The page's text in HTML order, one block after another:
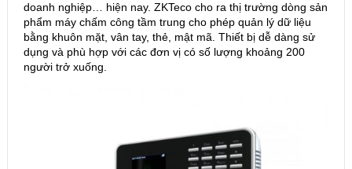
doanh nghiệp… hiện nay. ZKTeco cho ra thị trường dòng sản
phẩm máy chấm công tầm trung cho phép quản lý dữ liệu
bằng khuôn mặt, vân tay, thẻ, mật mã. Thiết bị dễ dàng sử
dụng và phù hợp với các đơn vị có số lượng khoảng 200
người trở xuống.